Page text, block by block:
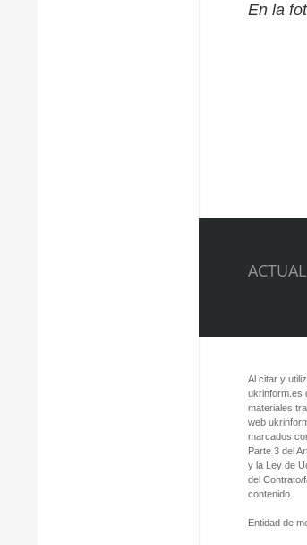
En la
Al citar y
ukrinform.es
materiales
web
marcados
Parte 3 del
y la Ley de
del Contrato/
contenido.
Entidad de